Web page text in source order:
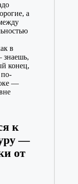
а
в
знаешь,
конец,
по-
—
к
—
от